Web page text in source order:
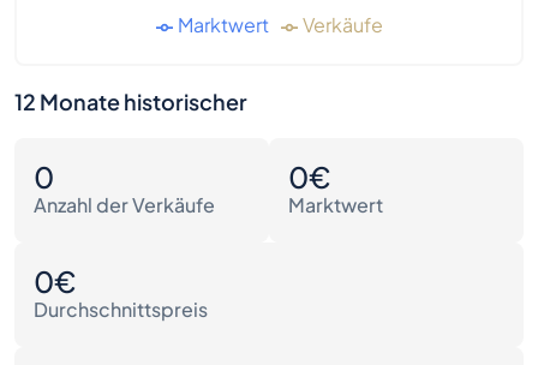
Marktwert Verkäufe
12 Monate historischer
0
Anzahl der Verkäufe
0€
Marktwert
0€
Durchschnittspreis